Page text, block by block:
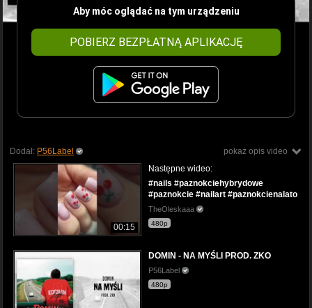
Aby móc oglądać na tym urządzeniu
POBIERZ BEZPŁATNĄ APLIKACJĘ
pokaż opis video
Dodał: P56Label
00:15
Następne wideo:
#nails #paznokciehybrydowe
#paznokcie #nailart #paznokcienalato
TheOleskaaa
480p
DOMIN - NA MYŚLI PROD. ZKO
P56Label
480p